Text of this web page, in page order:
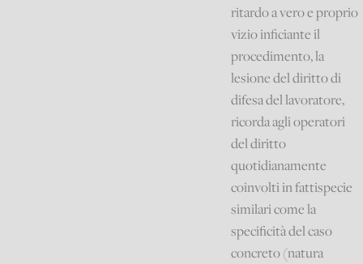
ritardo a vero e proprio
vizio inficiante il
procedimento, la
lesione del diritto di
difesa del lavoratore,
ricorda agli operatori
del diritto
quotidianamente
coinvolti in fattispecie
similari come la
specificità del caso
concreto (natura